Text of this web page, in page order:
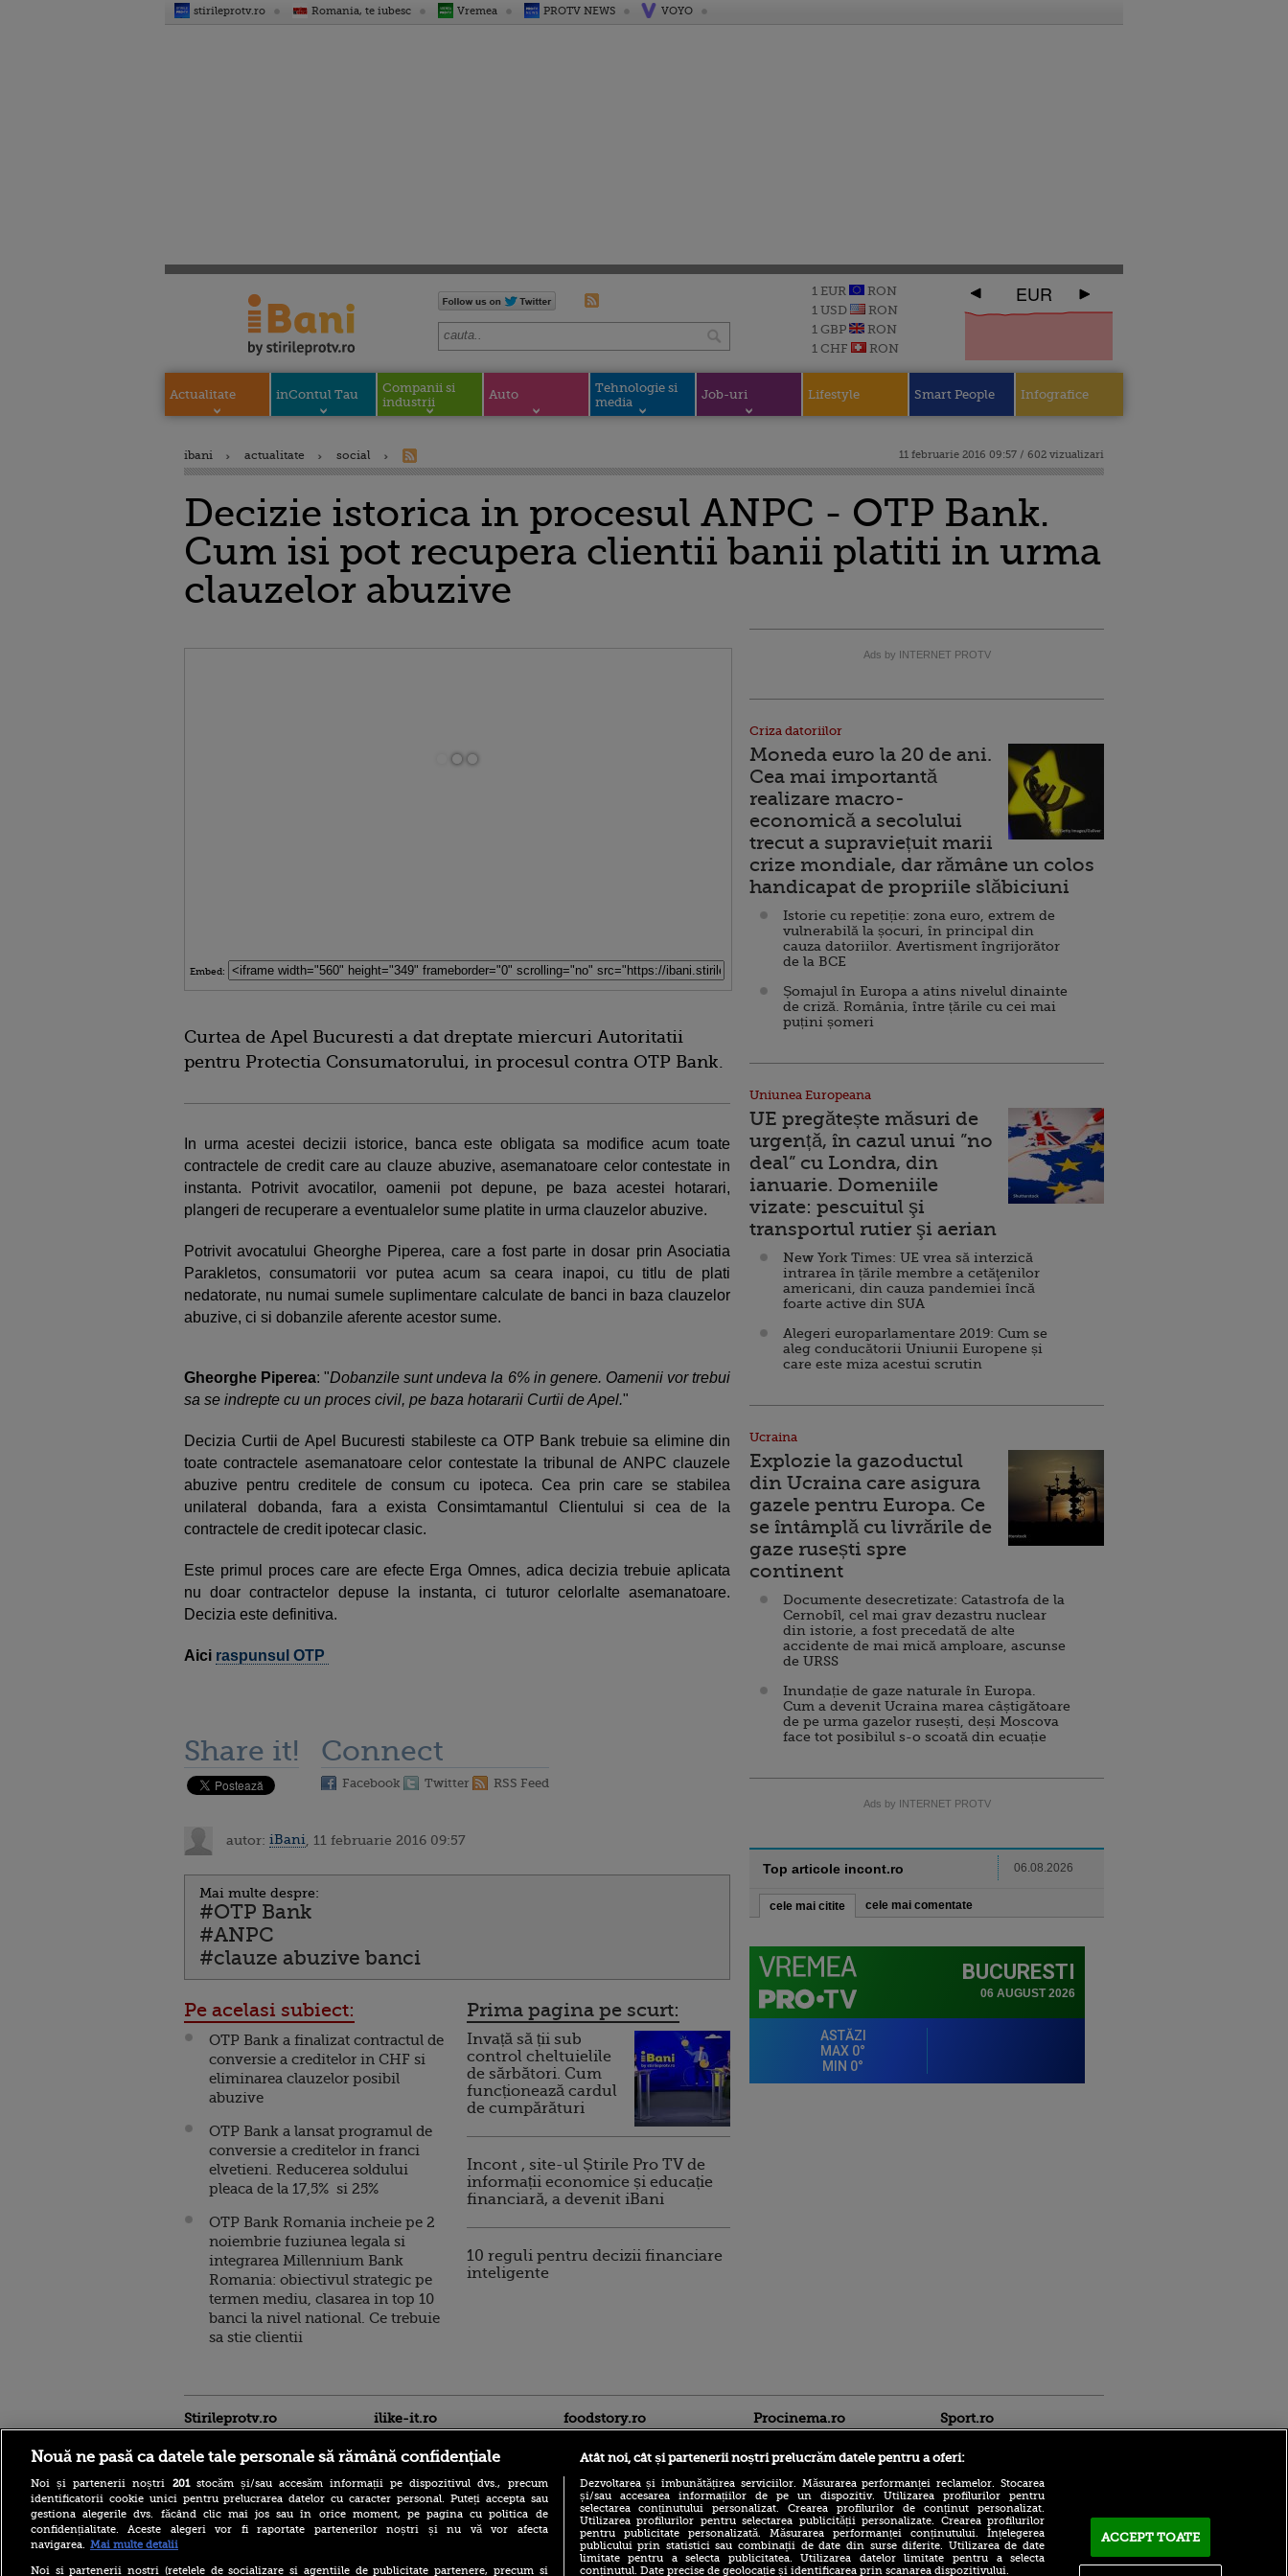
stirileprotv.ro Romania, te iubesc Vremea PROTV NEWS VOYO
1 EUR
RON
1 USD
RON
1 GBP
RON
1 CHF
RON
EUR
Actualitate inContul Tau
Companii si
industrii
Auto
Tehnologie si
media
Job-uri Lifestyle Smart People Infografice
ibani actualitate social 11 februarie 2016 09:57 / 602 vizualizari
Decizie istorica in procesul ANPC - OTP Bank.
Cum isi pot recupera clientii banii platiti in urma
clauzelor abuzive
Embed:
Curtea de Apel Bucuresti a dat dreptate miercuri Autoritatii
pentru Protectia Consumatorului, in procesul contra OTP Bank.
In urma acestei decizii istorice, banca este obligata sa modifice acum toate
contractele de credit care au clauze abuzive, asemanatoare celor contestate in
instanta. Potrivit avocatilor, oamenii pot depune, pe baza acestei hotarari,
plangeri de recuperare a eventualelor sume platite in urma clauzelor abuzive.
Potrivit avocatului Gheorghe Piperea, care a fost parte in dosar prin Asociatia
Parakletos, consumatorii vor putea acum sa ceara inapoi, cu titlu de plati
nedatorate, nu numai sumele suplimentare calculate de banci in baza clauzelor
abuzive, ci si dobanzile aferente acestor sume.
Gheorghe Piperea: "Dobanzile sunt undeva la 6% in genere. Oamenii vor trebui
sa se indrepte cu un proces civil, pe baza hotararii Curtii de Apel."
Decizia Curtii de Apel Bucuresti stabileste ca OTP Bank trebuie sa elimine din
toate contractele asemanatoare celor contestate la tribunal de ANPC clauzele
abuzive pentru creditele de consum cu ipoteca. Cea prin care se stabilea
unilateral dobanda, fara a exista Consimtamantul Clientului si cea de la
contractele de credit ipotecar clasic.
Este primul proces care are efecte Erga Omnes, adica decizia trebuie aplicata
nu doar contractelor depuse la instanta, ci tuturor celorlalte asemanatoare.
Decizia este definitiva.
Aici raspunsul OTP
Share it! Connect
Facebook Twitter RSS Feed
autor: iBani , 11 februarie 2016 09:57
Mai multe despre:
#OTP Bank
#ANPC
#clauze abuzive banci
Pe acelasi subiect:
OTP Bank a finalizat contractul de
conversie a creditelor in CHF si
eliminarea clauzelor posibil
abuzive
OTP Bank a lansat programul de
conversie a creditelor in franci
elvetieni. Reducerea soldului
pleaca de la 17,5% si 25%
OTP Bank Romania incheie pe 2
noiembrie fuziunea legala si
integrarea Millennium Bank
Romania: obiectivul strategic pe
termen mediu, clasarea in top 10
banci la nivel national. Ce trebuie
sa stie clientii
Prima pagina pe scurt:
Invață să ții sub
control cheltuielile
de sărbători. Cum
funcționează cardul
de cumpărături
Incont , site-ul Știrile Pro TV de
informații economice și educație
financiară, a devenit iBani
10 reguli pentru decizii financiare
inteligente
Ads by INTERNET PROTV
Criza datoriilor
Moneda euro la 20 de ani.
Cea mai importantă
realizare macro-
economică a secolului
trecut a supraviețuit marii
crize mondiale, dar rămâne un colos
handicapat de propriile slăbiciuni
Istorie cu repetiție: zona euro, extrem de
vulnerabilă la șocuri, în principal din
cauza datoriilor. Avertisment îngrijorător
de la BCE
Șomajul în Europa a atins nivelul dinainte
de criză. România, între țările cu cei mai
puțini șomeri
Uniunea Europeana
UE pregătește măsuri de
urgență, în cazul unui ”no
deal” cu Londra, din
ianuarie. Domeniile
vizate: pescuitul şi
transportul rutier şi aerian
New York Times: UE vrea să interzică
intrarea în țările membre a cetăţenilor
americani, din cauza pandemiei încă
foarte active din SUA
Alegeri europarlamentare 2019: Cum se
aleg conducătorii Uniunii Europene și
care este miza acestui scrutin
Ucraina
Explozie la gazoductul
din Ucraina care asigura
gazele pentru Europa. Ce
se întâmplă cu livrările de
gaze rusești spre
continent
Documente desecretizate: Catastrofa de la
Cernobîl, cel mai grav dezastru nuclear
din istorie, a fost precedată de alte
accidente de mai mică amploare, ascunse
de URSS
Inundație de gaze naturale în Europa.
Cum a devenit Ucraina marea câștigătoare
de pe urma gazelor rusești, deși Moscova
face tot posibilul s-o scoată din ecuație
Ads by INTERNET PROTV
Top articole incont.ro 06.08.2026
cele mai citite cele mai comentate
Stirileprotv.ro ilike-it.ro foodstory.ro
(P) Descoperă Lumea
Evenimentelor din România
Procinema.ro
Emoții intense pentru
Sport.ro
Cea mai sinceră reacție de
la CFR Cluj după umilința
Nouă ne pasă ca datele tale personale să rămână confidențiale
Noi și partenerii noștri 201stocăm și/sau accesăm informații pe dispozitivul dvs., precum
identificatorii cookie unici pentru prelucrarea datelor cu caracter personal. Puteți accepta sau
gestiona alegerile dvs. făcând clic mai jos sau în orice moment, pe pagina cu politica de
confidențialitate. Aceste alegeri vor fi raportate partenerilor noștri și nu vă vor afecta
navigarea. Mai multe detalii
Noi si partenerii nostri (retelele de socializare si agentiile de publicitate partenere, precum si
Atât noi, cât și partenerii noștri prelucrăm datele pentru a oferi:
Dezvoltarea și îmbunătățirea serviciilor. Măsurarea performanței reclamelor. Stocarea
și/sau accesarea informațiilor de pe un dispozitiv. Utilizarea profilurilor pentru
selectarea conținutului personalizat. Crearea profilurilor de conținut personalizat.
Utilizarea profilurilor pentru selectarea publicității personalizate. Crearea profilurilor
pentru publicitate personalizată. Măsurarea performanței conținutului. Înțelegerea
publicului prin statistici sau combinații de date din surse diferite. Utilizarea de date
limitate pentru a selecta publicitatea. Utilizarea datelor limitate pentru a selecta
conținutul. Date precise de geolocație și identificarea prin scanarea dispozitivului.
ACCEPT TOATE